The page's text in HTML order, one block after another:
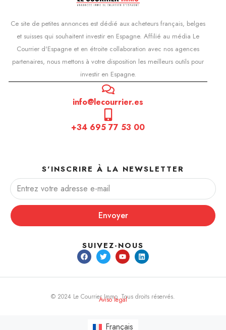
Ce site de petites annonces est dédié aux acheteurs français, belges
et suisses qui souhaitent investir en Espagne. Affilié au média Le
Courrier d'Espagne et en étroite collaboration avec nos agences
partenaires, nous mettons à votre disposition les meilleurs outils pour
investir en Espagne.
info@lecourrier.es
+34 695 77 53 00
S'INSCRIRE À LA NEWSLETTER
Envoyer
SUIVEZ-NOUS
© 2024 Le Courrier Immo. Tous droits réservés.
Aviso legal
Français